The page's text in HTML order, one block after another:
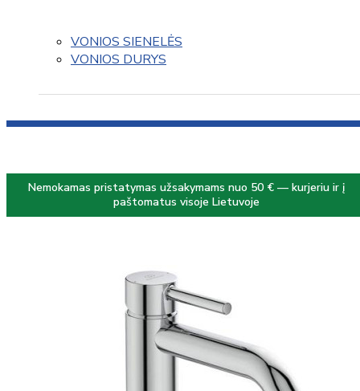
VONIOS SIENELĖS
VONIOS DURYS
Nemokamas pristatymas užsakymams nuo 50 € — kurjeriu ir į
paštomatus visoje Lietuvoje